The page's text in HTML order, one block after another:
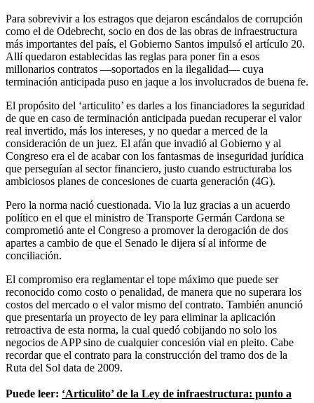
Para sobrevivir a los estragos que dejaron escándalos de corrupción
como el de Odebrecht, socio en dos de las obras de infraestructura
más importantes del país, el Gobierno Santos impulsó el artículo 20.
Allí quedaron establecidas las reglas para poner fin a esos
millonarios contratos —soportados en la ilegalidad— cuya
terminación anticipada puso en jaque a los involucrados de buena fe.
El propósito del ‘articulito’ es darles a los financiadores la seguridad
de que en caso de terminación anticipada puedan recuperar el valor
real invertido, más los intereses, y no quedar a merced de la
consideración de un juez. El afán que invadió al Gobierno y al
Congreso era el de acabar con los fantasmas de inseguridad jurídica
que perseguían al sector financiero, justo cuando estructuraba los
ambiciosos planes de concesiones de cuarta generación (4G).
Pero la norma nació cuestionada. Vio la luz gracias a un acuerdo
político en el que el ministro de Transporte Germán Cardona se
comprometió ante el Congreso a promover la derogación de dos
apartes a cambio de que el Senado le dijera sí al informe de
conciliación.
El compromiso era reglamentar el tope máximo que puede ser
reconocido como costo o penalidad, de manera que no superara los
costos del mercado o el valor mismo del contrato. También anunció
que presentaría un proyecto de ley para eliminar la aplicación
retroactiva de esta norma, la cual quedó cobijando no solo los
negocios de APP sino de cualquier concesión vial en pleito. Cabe
recordar que el contrato para la construcción del tramo dos de la
Ruta del Sol data de 2009.
Puede leer: ‘Articulito’ de la Ley de infraestructura: punto a